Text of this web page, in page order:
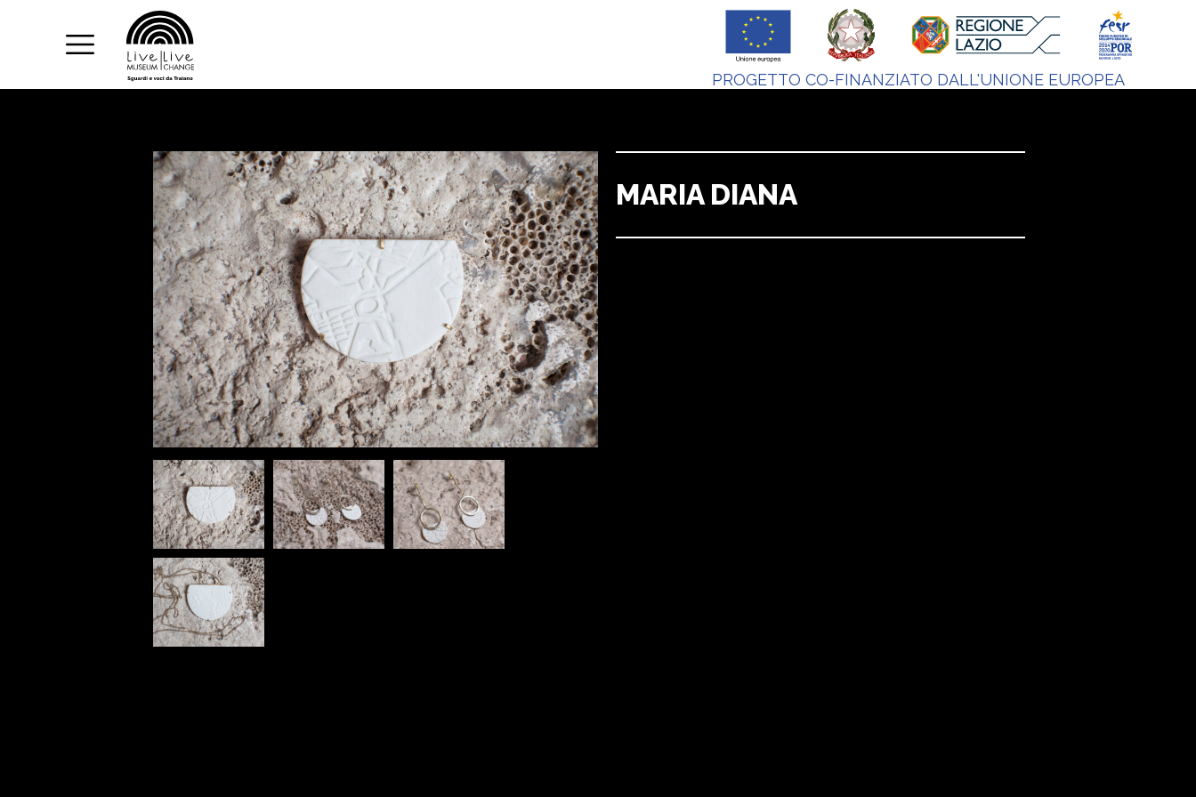
PROGETTO CO-FINANZIATO DALL'UNIONE EUROPEA
MARIA DIANA